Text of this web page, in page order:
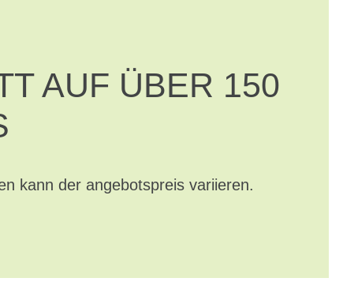
AUF ÜBER 150
kann der angebotspreis variieren.